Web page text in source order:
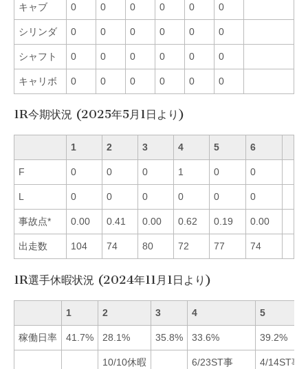
キャブ 0 0 0 0 0 0
シリンダ 0 0 0 0 0 0
シャフト 0 0 0 0 0 0
キャリボ 0 0 0 0 0 0
1R今期状況 (2025年5月1日より)
1 2 3 4 5 6
F 0 0 0 1 0 0
L 0 0 0 0 0 0
事故点* 0.00 0.41 0.00 0.62 0.19 0.00
出走数 104 74 80 72 77 74
1R選手休暇状況 (2024年11月1日より)
1 2 3 4 5
稼働日率 41.7% 28.1% 35.8% 33.6% 39.2%
10/10休暇
6/23ST事
4/14ST事